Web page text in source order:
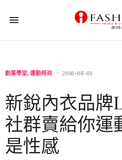
創業學堂, 運動時尚 2016-08-01
新銳內衣品牌
社群賣給你運
是性感